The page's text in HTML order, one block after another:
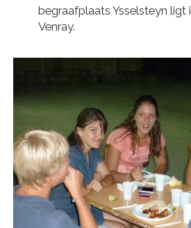
begraafplaats Ysselsteyn ligt
Venray.